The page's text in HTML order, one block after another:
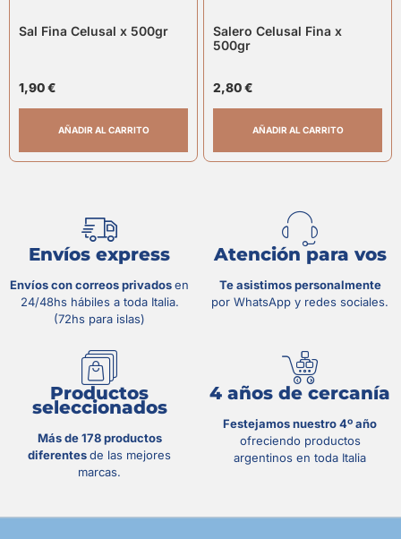
Sal Fina Celusal x 500gr
1,90€
AÑADIR AL CARRITO
Salero Celusal Fina x
500gr
2,80€
AÑADIR AL CARRITO
Envíos express
Envíos con correos privadosen
24/48hs hábiles a toda Italia.
(72hs para islas)
Atención para vos
Te asistimos personalmente
por WhatsApp y redes sociales.
Productos
seleccionados
Más de 178 productos
diferentesde las mejores
marcas.
4 años de cercanía
Festejamos nuestro 4º año
ofreciendo productos
argentinos en toda Italia